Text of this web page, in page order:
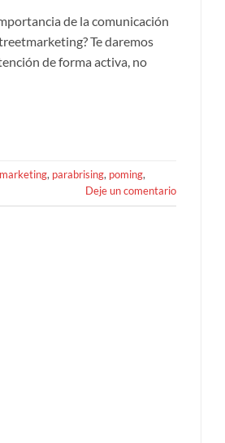
de la comunicación
Te daremos
de forma activa, no
marketing, parabrising, poming,
Deje un comentario